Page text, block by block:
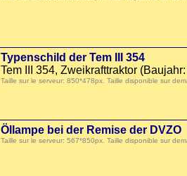
Typenschild der Tem III 354
Tem III 354, Zweikrafttraktor
Taille sur le serveur: 850*478px. Taille disponible sur
Öllampe bei der Remise der DVZO
Taille sur le serveur: 567*850px. Taille disponible sur